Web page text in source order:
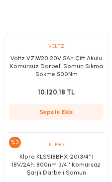
VOLTZ
Voltz VZIW20 20V 5Ah Çift Akülü
Kömürsüz Darbeli Somun Sıkma
Sökme 500Nm
10.120,18 TL
Sepete Ekle
%3 KL PRO
Klpro KLSS18BHX-20(3/4'')
18V/2Ah. 800nm 3/4'' Kömürsüz
Şarjlı Darbeli Somun